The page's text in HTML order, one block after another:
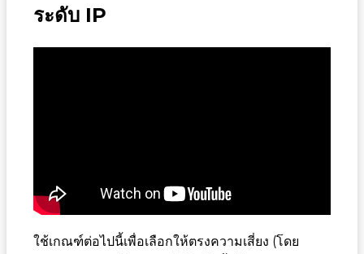
ระดับ IP
ใช้เกณฑ์ต่อไปนี้เพื่อเลือกให้ตรงความเสี่ยง (โดย